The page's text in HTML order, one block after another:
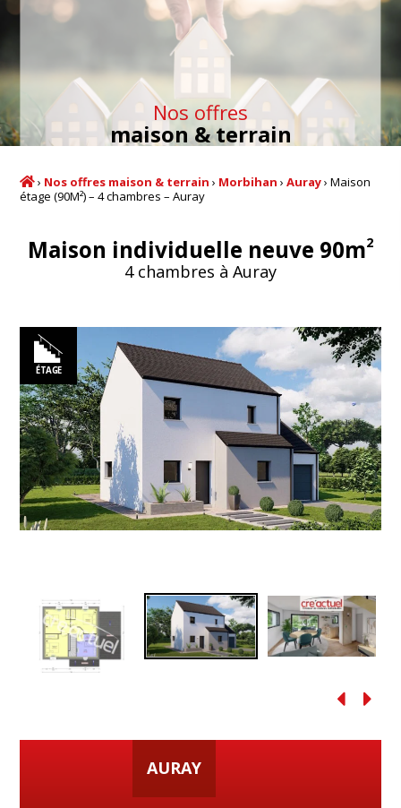
Nos offres
maison & terrain
› Nos offres maison & terrain › Morbihan ›Auray›Maison
étage (90M²) – 4 chambres – Auray
Maison individuelle neuve 90m2
4 chambres à Auray
AURAY
ÉTAGE